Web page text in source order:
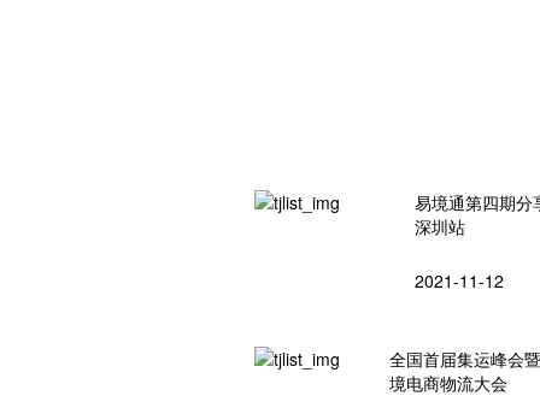
易境通第四期分
深圳站
2021-11-12
全国首届集运峰会
境电商物流大会